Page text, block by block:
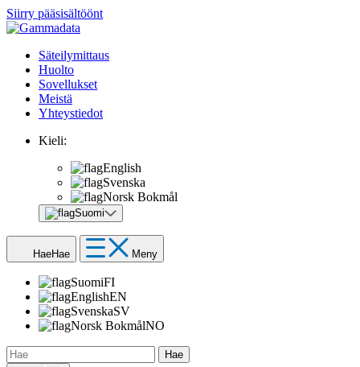
Siirry pääsisältöönt
Säteilymittaus
Huolto
Sovellukset
Meistä
Yhteystiedot
Kieli:
English
Svenska
Norsk Bokmål
Suomi
HaeHae Meny
SuomiFI
EnglishEN
SvenskaSV
Norsk BokmålNO
Hae